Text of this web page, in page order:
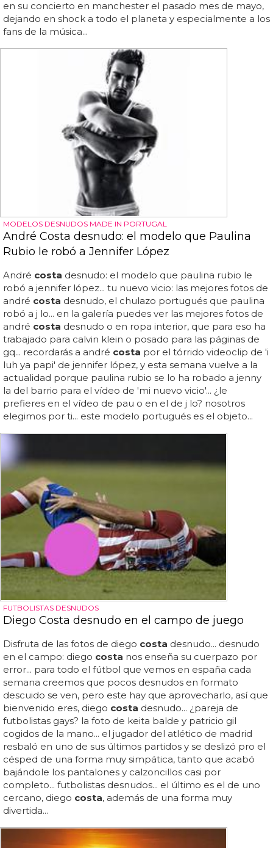
en su concierto en manchester el pasado mes de mayo,
dejando en shock a todo el planeta y especialmente a los
fans de la música...
MODELOS DESNUDOS MADE IN PORTUGAL
André Costa desnudo: el modelo que Paulina
Rubio le robó a Jennifer López
André costa desnudo: el modelo que paulina rubio le
robó a jennifer lópez... tu nuevo vicio: las mejores fotos de
andré costa desnudo, el chulazo portugués que paulina
robó a j lo... en la galería puedes ver las mejores fotos de
andré costa desnudo o en ropa interior, que para eso ha
trabajado para calvin klein o posado para las páginas de
gq... recordarás a andré costa por el tórrido videoclip de 'i
luh ya papi' de jennifer lópez, y esta semana vuelve a la
actualidad porque paulina rubio se lo ha robado a jenny
la del barrio para el vídeo de 'mi nuevo vicio'... ¿le
prefieres en el vídeo de pau o en el de j lo? nosotros
elegimos por ti... este modelo portugués es el objeto...
FUTBOLISTAS DESNUDOS
Diego Costa desnudo en el campo de juego
Disfruta de las fotos de diego costa desnudo... desnudo
en el campo: diego costa nos enseña su cuerpazo por
error... para todo el fútbol que vemos en españa cada
semana creemos que pocos desnudos en formato
descuido se ven, pero este hay que aprovecharlo, así que
bienvenido eres, diego costa desnudo... ¿pareja de
futbolistas gays? la foto de keita balde y patricio gil
cogidos de la mano... el jugador del atlético de madrid
resbaló en uno de sus últimos partidos y se deslizó pro el
césped de una forma muy simpática, tanto que acabó
bajándole los pantalones y calzoncillos casi por
completo... futbolistas desnudos... el último es el de uno
cercano, diego costa, además de una forma muy
divertida...